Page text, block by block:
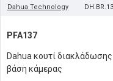
Dahua Technology
PFA137
Dahua κουτί
βάση κάμερας